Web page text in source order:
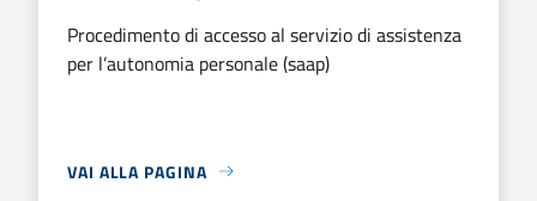
Procedimento di accesso al servizio di assistenza
per l’autonomia personale (saap)
VAI ALLA PAGINA